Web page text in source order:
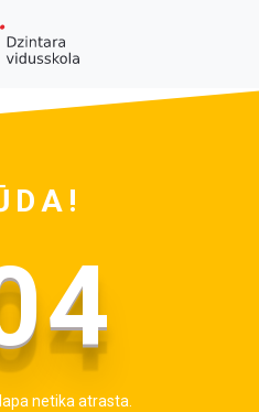
netika atrasta.